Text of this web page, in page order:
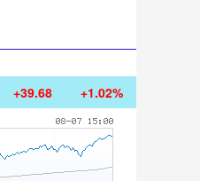
+39.68 +1.02%